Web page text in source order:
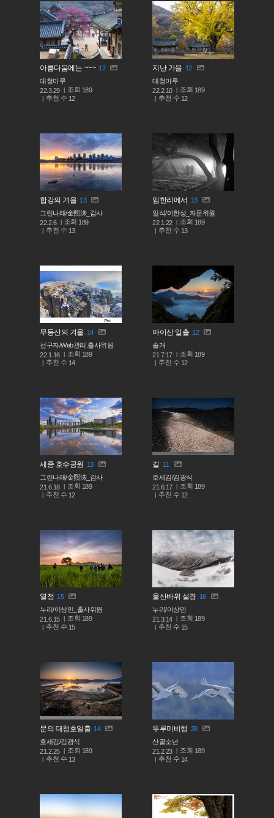
아름다움에는 ~~~ 12
대청마루
22.3.29
조회 189
추천 수 12
지난 가을 12
대청마루
22.2.10
조회 189
추천 수 12
합강의 겨울 13
그린나래/金熙洙_감사
22.2.6
조회 189
추천 수 13
임한리에서 13
일석/이한성_자문위원
22.1.22
조회 189
추천 수 13
무등산의 겨울 14
선구자/Web관리.출사위원
22.1.16
조회 189
추천 수 14
마이산 일출 12
솔개
21.7.17
조회 189
추천 수 12
세종 호수공원 13
그린나래/金熙洙_감사
21.6.18
조회 189
추천 수 12
길 11
호세김/김광식
21.6.17
조회 189
추천 수 12
열정 15
누리/이상민_출사위원
21.6.15
조회 189
추천 수 15
울산바위 설경 16
누리/이상민
21.3.14
조회 189
추천 수 15
문의 대청호일출 14
호세김/김광식
21.2.25
조회 189
추천 수 13
두루미비행 28
산골소년
21.2.23
조회 189
추천 수 14